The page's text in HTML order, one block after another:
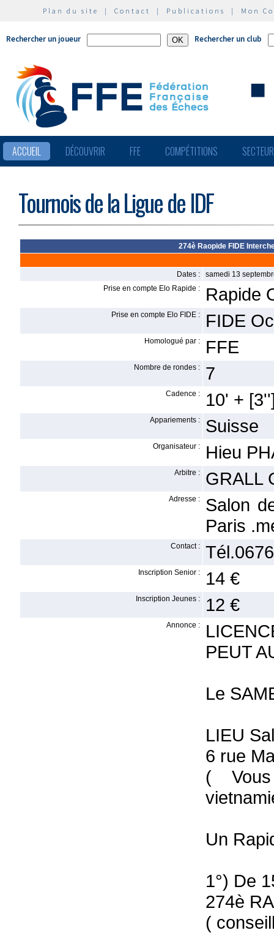
Plan du site | Contact | Publications | Mon
Rechercher un joueur Rechercher un club
ACCUEIL DÉCOUVRIR FFE COMPÉTITIONS
Tournois de la Ligue de IDF
274è Raopide FIDE
Dates :
samedi 13
Prise en compte Elo Rapide :
Rapide
Prise en compte Elo FIDE : FIDE
Homologué par : FFE
Nombre de rondes : 7
Cadence : 10' +
Appariements : Suisse
Organisateur : Hieu
Arbitre : GRALL
Adresse :
Salon
Paris
Contact :
Inscription Senior : 14 €
Inscription Jeunes : 12 €
Annonce :
PEUT
Le
LIEU
6 rue
(
Un
1°) De
274è
(